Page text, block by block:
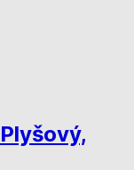
Plyšový,